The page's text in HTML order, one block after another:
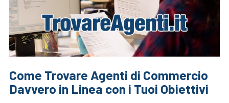
Come Trovare Agenti di Commercio
Davvero in Linea con i Tuoi Obiettivi